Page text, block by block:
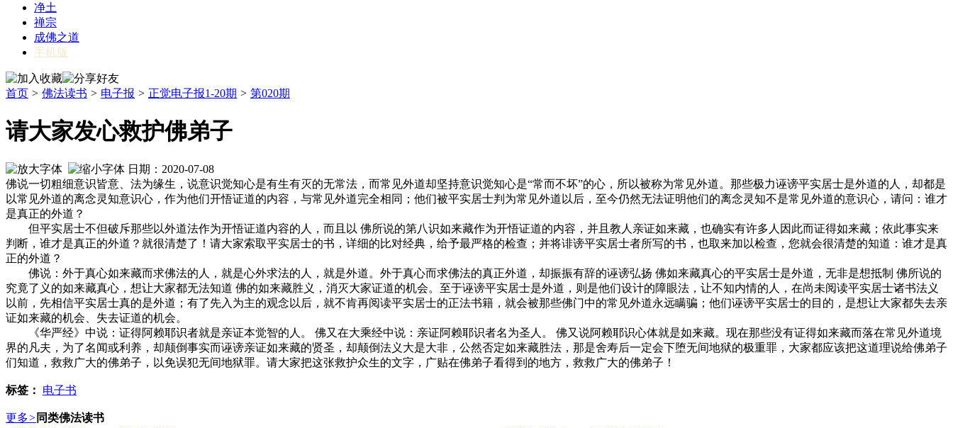
净土
禅宗
成佛之道
手机版
首页 > 佛法读书 > 电子报 > 正觉电子报1-20期 > 第020期
请大家发心救护佛弟子
日期：2020-07-08
佛说一切粗细意识皆意、法为缘生，说意识觉知心是有生有灭的无常法，而常见外道却坚持意识觉知心是“常而不坏”的心，所以被称为常见外道。那些极力诬谤平实居士是外道的人，却都是
以常见外道的离念灵知意识心，作为他们开悟证道的内容，与常见外道完全相同；他们被平实居士判为常见外道以后，至今仍然无法证明他们的离念灵知不是常见外道的意识心，请问：谁才
是真正的外道？
但平实居士不但破斥那些以外道法作为开悟证道内容的人，而且以 佛所说的第八识如来藏作为开悟证道的内容，并且教人亲证如来藏，也确实有许多人因此而证得如来藏；依此事实来
判断，谁才是真正的外道？就很清楚了！请大家索取平实居士的书，详细的比对经典，给予最严格的检查；并将诽谤平实居士者所写的书，也取来加以检查，您就会很清楚的知道：谁才是真
正的外道？
佛说：外于真心如来藏而求佛法的人，就是心外求法的人，就是外道。外于真心而求佛法的真正外道，却振振有辞的诬谤弘扬 佛如来藏真心的平实居士是外道，无非是想抵制 佛所说的
究竟了义的如来藏真心，想让大家都无法知道 佛的如来藏胜义，消灭大家证道的机会。至于诬谤平实居士是外道，则是他们设计的障眼法，让不知内情的人，在尚未阅读平实居士诸书法义
以前，先相信平实居士真的是外道；有了先入为主的观念以后，就不肯再阅读平实居士的正法书籍，就会被那些佛门中的常见外道永远瞒骗；他们诬谤平实居士的目的，是想让大家都失去亲
证如来藏的机会、失去证道的机会。
《华严经》中说：证得阿赖耶识者就是亲证本觉智的人。 佛又在大乘经中说：亲证阿赖耶识者名为圣人。 佛又说阿赖耶识心体就是如来藏。现在那些没有证得如来藏而落在常见外道境
界的凡夫，为了名闻或利养，却颠倒事实而诬谤亲证如来藏的贤圣，却颠倒法义大是大非，公然否定如来藏胜法，那是舍寿后一定会下堕无间地狱的极重罪，大家都应该把这道理说给佛弟子
们知道，救救广大的佛弟子，以免误犯无间地狱罪。请大家把这张救护众生的文字，广贴在佛弟子看得到的地方，救救广大的佛弟子！
标签： 电子书
更多> 同类佛法读书